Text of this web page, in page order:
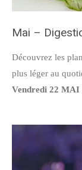
Mai –
Découvrez les
plus léger au
Vendredi 22 MAI